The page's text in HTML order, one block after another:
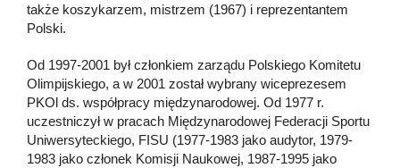
także koszykarzem, mistrzem (1967) i reprezentantem
Polski.
Od 1997-2001 był członkiem zarządu Polskiego Komitetu
Olimpijskiego, a w 2001 został wybrany wiceprezesem
PKOl ds. współpracy międzynarodowej. Od 1977 r.
uczestniczył w pracach Międzynarodowej Federacji Sportu
Uniwersyteckiego, FISU (1977-1983 jako audytor, 1979-
1983 jako członek Komisji Naukowej, 1987-1995 jako